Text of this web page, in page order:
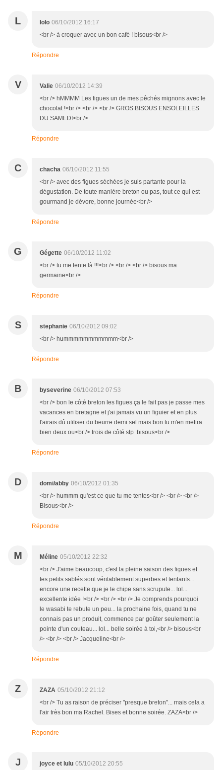
L lolo 06/10/2012 16:17
<br /> à croquer avec un bon café ! bisous<br />
Répondre
V Valie 06/10/2012 14:39
<br /> hMMMM Les figues un de mes pêchés mignons avec le
chocolat !<br /> <br /> <br /> GROS BISOUS ENSOLEILLES
DU SAMEDI<br />
Répondre
C chacha 06/10/2012 11:55
<br /> avec des figues séchées je suis partante pour la
dégustation. De toute manière breton ou pas, tout ce qui est
gourmand je dévore, bonne journée<br />
Répondre
G Gégette 06/10/2012 11:02
<br /> tu me tente là !!!<br /> <br /> <br /> bisous ma
germaine<br />
Répondre
S stephanie 06/10/2012 09:02
<br /> hummmmmmmmmmm<br />
Répondre
B byseverine 06/10/2012 07:53
<br /> bon le côté breton les figues ça le fait pas je passe mes
vacances en bretagne et j'ai jamais vu un figuier et en plus
t'airais dû utiliser du beurre demi sel mais bon tu m'en mettra
bien deux ou<br /> trois de côté stp bisous<br />
Répondre
D domi/abby 06/10/2012 01:35
<br /> hummm qu'est ce que tu me tentes<br /> <br /> <br />
Bisous<br />
Répondre
M Méline 05/10/2012 22:32
<br /> J'aime beaucoup, c'est la pleine saison des figues et
tes petits sablés sont véritablement superbes et tentants...
encore une recette que je te chipe sans scrupule... lol...
excellente idée !<br /> <br /> <br /> Je comprends pourquoi
le wasabi te rebute un peu... la prochaine fois, quand tu ne
connais pas un produit, commence par goûter seulement la
pointe d'un couteau... lol... belle soirée à toi,<br /> bisous<br
/> <br /> <br /> Jacqueline<br />
Répondre
Z ZAZA 05/10/2012 21:12
<br /> Tu as raison de préciser "presque breton"... mais cela a
l'air très bon ma Rachel. Bises et bonne soirée. ZAZA<br />
Répondre
J joyce et lulu 05/10/2012 20:55